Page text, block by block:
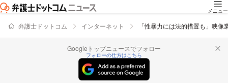
メニュー
弁護士ドットコム インターネット 「性暴力には法的措置も」映
Googleトップニュースでフォロー
フォローの仕方はこちら